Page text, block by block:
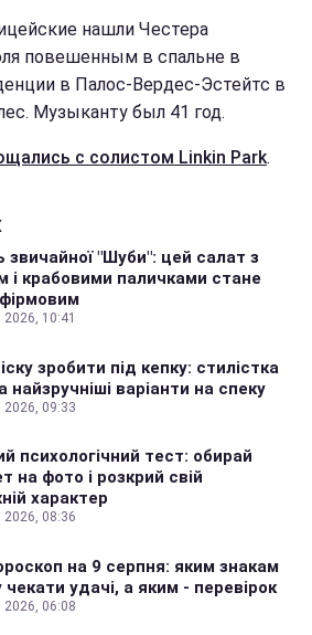
нашли Честера
повешенным в спальне в
в Палос-Вердес-Эстейтс в
Музыканту был 41 год.
с солистом Linkin Park.
звичайної "Шуби": цей салат з
і крабовими паличками стане
2026, 10:41
зробити під кепку: стилістка
найзручніші варіанти на спеку
2026, 09:33
психологічний тест: обирай
на фото і розкрий свій
характер
2026, 08:36
на 9 серпня: яким знакам
чекати удачі, а яким - перевірок
2026, 06:08